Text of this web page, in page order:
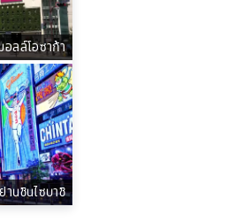
ลล์โอซาก้า
ย่านชินไซบาชิ